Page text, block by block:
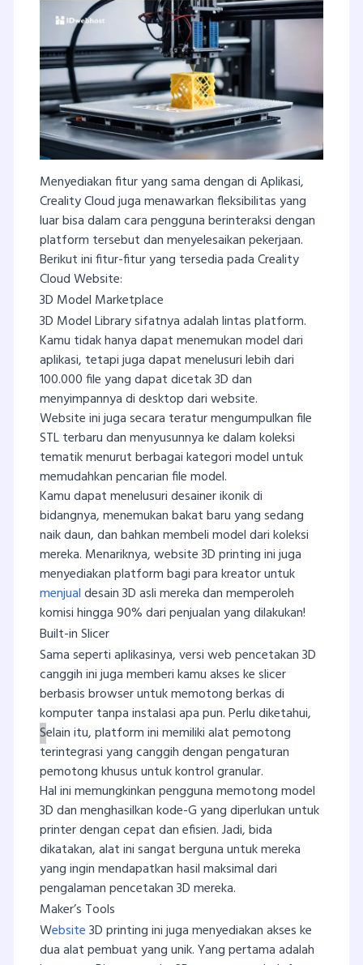
Menyediakan fitur yang sama dengan di Aplikasi,
Creality Cloud juga menawarkan fleksibilitas yang
luar bisa dalam cara pengguna berinteraksi dengan
platform tersebut dan menyelesaikan pekerjaan.
Berikut ini fitur-fitur yang tersedia pada Creality
Cloud Website:
3D Model Marketplace
3D Model Library sifatnya adalah lintas platform.
Kamu tidak hanya dapat menemukan model dari
aplikasi, tetapi juga dapat menelusuri lebih dari
100.000 file yang dapat dicetak 3D dan
menyimpannya di desktop dari website.
Website ini juga secara teratur mengumpulkan file
STL terbaru dan menyusunnya ke dalam koleksi
tematik menurut berbagai kategori model untuk
memudahkan pencarian file model.
Kamu dapat menelusuri desainer ikonik di
bidangnya, menemukan bakat baru yang sedang
naik daun, dan bahkan membeli model dari koleksi
mereka. Menariknya, website 3D printing ini juga
menyediakan platform bagi para kreator untuk
menjualdesain 3D asli mereka dan memperoleh
komisi hingga 90% dari penjualan yang dilakukan!
Built-in Slicer
Sama seperti aplikasinya, versi web pencetakan 3D
canggih ini juga memberi kamu akses ke slicer
berbasis browser untuk memotong berkas di
komputer tanpa instalasi apa pun. Perlu diketahui,
Selain itu, platform ini memiliki alat pemotong
terintegrasi yang canggih dengan pengaturan
pemotong khusus untuk kontrol granular.
Hal ini memungkinkan pengguna memotong model
3D dan menghasilkan kode-G yang diperlukan untuk
printer dengan cepat dan efisien. Jadi, bida
dikatakan, alat ini sangat berguna untuk mereka
yang ingin mendapatkan hasil maksimal dari
pengalaman pencetakan 3D mereka.
Maker’s Tools
Website3D printing ini juga menyediakan akses ke
dua alat pembuat yang unik. Yang pertama adalah